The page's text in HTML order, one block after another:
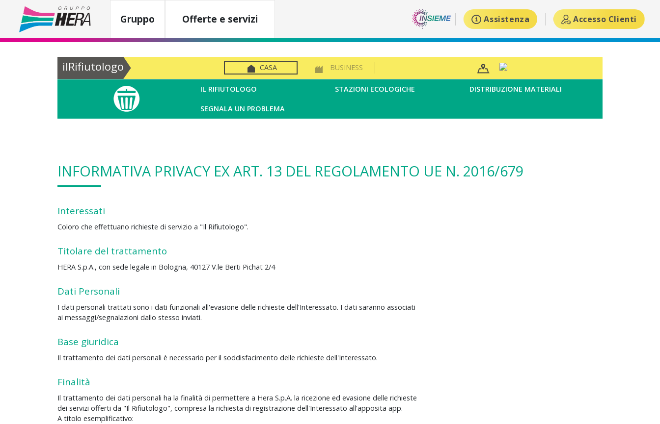
Gruppo Offerte e servizi Assistenza Accesso Clienti
ilRifiutologo CASA BUSINESS
IL RIFIUTOLOGO STAZIONI ECOLOGICHE DISTRIBUZIONE MATERIALI
SEGNALA UN PROBLEMA
INFORMATIVA PRIVACY EX ART. 13 DEL REGOLAMENTO UE N. 2016/679
Interessati
Coloro che effettuano richieste di servizio a "Il Rifiutologo".
Titolare del trattamento
HERA S.p.A., con sede legale in Bologna, 40127 V.le Berti Pichat 2/4
Dati Personali
I dati personali trattati sono i dati funzionali all'evasione delle richieste dell'Interessato. I dati saranno associati
ai messaggi/segnalazioni dallo stesso inviati.
Base giuridica
Il trattamento dei dati personali è necessario per il soddisfacimento delle richieste dell'Interessato.
Finalità
Il trattamento dei dati personali ha la finalità di permettere a Hera S.p.A. la ricezione ed evasione delle richieste
dei servizi offerti da "Il Rifiutologo", compresa la richiesta di registrazione dell'Interessato all'apposita app.
A titolo esemplificativo: